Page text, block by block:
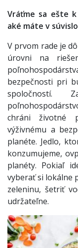
Vráťme sa ešte
aké máte v
V prvom rade je
úrovni na
bezpečnosti pri
spoločností.
chráni životné
výživnému a
planéte. Jedlo,
konzumujeme,
planéty. Pokiaľ
vyberať si lokálne
zeleninu, šetriť
udržateľne.